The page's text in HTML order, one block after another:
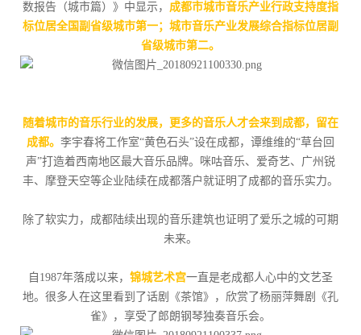
数报告（城市篇）》中显示， 成都市城市音乐产业行政支持度指
标位居全国副省级城市第一；城市音乐产业发展综合指标位居副
省级城市第二。
随着城市的音乐行业的发展，更多的音乐人才会来到成都，留在
成都。 李宇春将工作室“黄色石头”设在成都，谭维维的“草台回
声”打造着西南地区最大音乐品牌。咪咕音乐、爱奇艺、广州锐
丰、摩登天空等企业陆续在成都落户就证明了成都的音乐实力。
除了软实力，成都陆续出现的音乐建筑也证明了爱乐之城的可期
未来。
自1987年落成以来， 锦城艺术宫一直是老成都人心中的文艺圣
地。很多人在这里看到了话剧《茶馆》，欣赏了杨丽萍舞剧《孔
雀》，享受了郎朗钢琴独奏音乐会。